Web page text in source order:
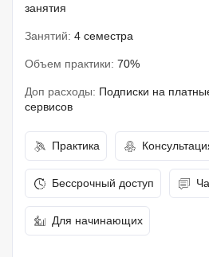
занятия
Занятий: 4 семестра
Объем практики: 70%
Доп расходы: Подписки на
сервисов
Практика
Бессрочный доступ
Для начинающих